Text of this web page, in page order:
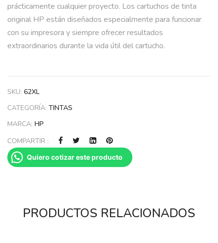
prácticamente cualquier proyecto. Los cartuchos de tinta
original HP están diseñados especialmente para funcionar
con su impresora y siempre ofrecer resultados
extraordinarios durante la vida útil del cartucho.
SKU: 62XL
CATEGORÍA: TINTAS
MARCA: HP
COMPARTIR :
Quiero cotizar este producto
PRODUCTOS RELACIONADOS